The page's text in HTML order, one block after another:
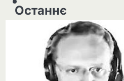
Останнє